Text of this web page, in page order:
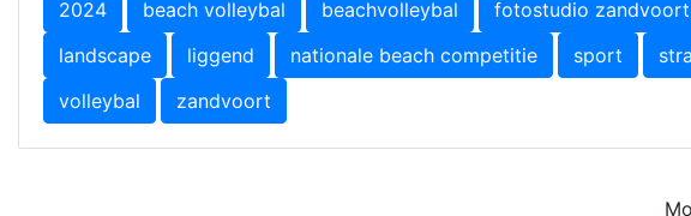
2024 beach volleybal beachvolleybal
fotostudio zandvoort
landscape
liggend nationale beach competitie sport
volleybal
zandvoort